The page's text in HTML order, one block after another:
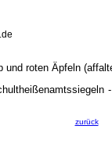
und roten Äpfeln
zurück